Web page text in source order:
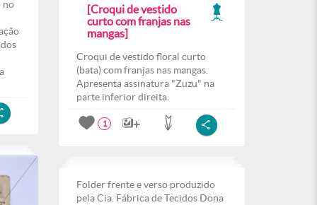
no
[Croqui de vestido
curto com franjas nas
mangas]
Croqui de vestido floral curto
(bata) com franjas nas mangas.
Apresenta assinatura "Zuzu" na
parte inferior direita.
1
Folder frente e verso produzido
pela Cia. Fábrica de Tecidos Dona